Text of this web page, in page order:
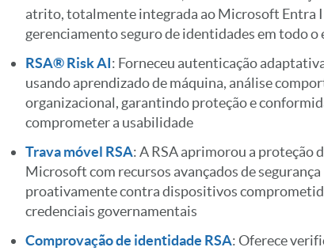
atrito, totalmente integrada ao Microsoft Entra
gerenciamento seguro de identidades em todo
RSA® Risk AI: Forneceu autenticação
usando aprendizado de máquina, análise
organizacional, garantindo proteção e
comprometer a usabilidade
Trava móvel RSA: A RSA aprimorou a proteção
Microsoft com recursos avançados de
proativamente contra dispositivos
credenciais governamentais
Comprovação de identidade RSA: Oferece